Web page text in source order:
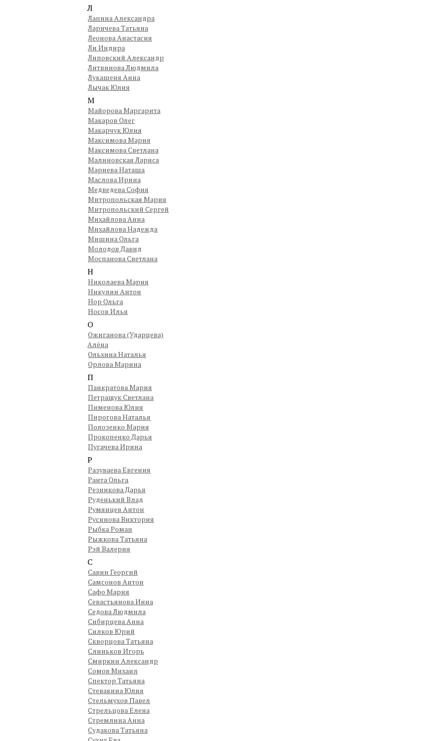
Л
Лапина Александра
Ларичева Татьяна
Леонова Анастасия
Ли Индира
Липовский Александр
Литвинова Людмила
Лукашеня Анна
Лычак Юлия
М
Майорова Маргарита
Макаров Олег
Макарчук Юлия
Максимова Мария
Максимова Светлана
Малиновская Лариса
Мариева Наташа
Маслова Ирина
Медведева София
Митропольская Мария
Митропольский Сергей
Михайлова Анна
Михайлова Надежда
Мишина Ольга
Молодов Давид
Моспанова Светлана
Н
Николаева Мария
Никулин Антон
Нор Ольга
Носов Илья
О
Ожиганова (Ударцева)
Алёна
Ольхина Наталья
Орлова Марина
П
Панкратова Мария
Петращук Светлана
Пименова Юлия
Пирогова Наталья
Полозенко Мария
Прокопенко Дарья
Пугачева Ирина
Р
Разуваева Евгения
Ранта Ольга
Резникова Дарья
Руденький Влад
Румянцев Антон
Русинова Виктория
Рыбка Роман
Рыжкова Татьяна
Рэй Валерия
С
Савин Георгий
Самсонов Антон
Сафо Мария
Севастьянова Инна
Седова Людмила
Сибирцева Анна
Силков Юрий
Скворцова Татьяна
Слиньков Игорь
Смиркин Александр
Сомов Михаил
Спектор Татьяна
Стевакина Юлия
Стельмухов Павел
Стрельцова Елена
Стремлина Анна
Судакова Татьяна